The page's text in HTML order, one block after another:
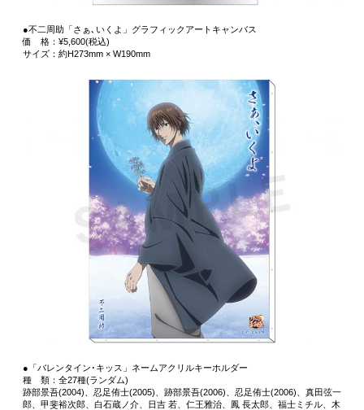
●不二周助「さぁ､いくよ」グラフィックアートキャンバス
価 格：¥5,600(税込)
サイズ：約H273mm × W190mm
●「バレンタイン･キッス」ネームアクリルキーホルダー
種 類：全27種(ランダム)
跡部景吾(2004)、忍足侑士(2005)、跡部景吾(2006)、忍足侑士(2006)、真田弦一
郎、甲斐裕次郎、白石蔵ノ介、日吉 若、仁王雅治、鳳 長太郎、福士ミチル、木